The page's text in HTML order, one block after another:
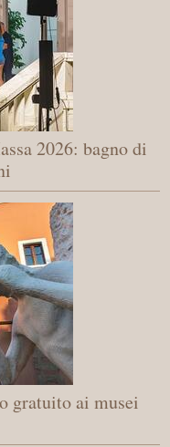
2026: bagno di
gratuito ai musei